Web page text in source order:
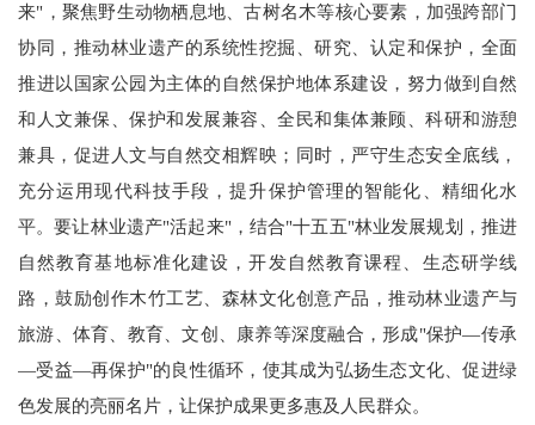
来"，聚焦野生动物栖息地、古树名木等核心要素，加强跨部门
协同，推动林业遗产的系统性挖掘、研究、认定和保护，全面
推进以国家公园为主体的自然保护地体系建设，努力做到自然
和人文兼保、保护和发展兼容、全民和集体兼顾、科研和游憩
兼具，促进人文与自然交相辉映；同时，严守生态安全底线，
充分运用现代科技手段，提升保护管理的智能化、精细化水
平。要让林业遗产"活起来"，结合"十五五"林业发展规划，推进
自然教育基地标准化建设，开发自然教育课程、生态研学线
路，鼓励创作木竹工艺、森林文化创意产品，推动林业遗产与
旅游、体育、教育、文创、康养等深度融合，形成"保护—传承
—受益—再保护"的良性循环，使其成为弘扬生态文化、促进绿
色发展的亮丽名片，让保护成果更多惠及人民群众。